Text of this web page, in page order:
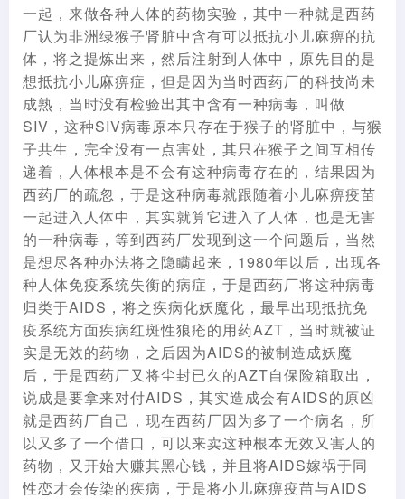
一起，来做各种人体的药物实验，其中一种就是西药
厂认为非洲绿猴子肾脏中含有可以抵抗小儿麻痹的抗
体，将之提炼出来，然后注射到人体中，原先目的是
想抵抗小儿麻痹症，但是因为当时西药厂的科技尚未
成熟，当时没有检验出其中含有一种病毒，叫做
SIV，这种SIV病毒原本只存在于猴子的肾脏中，与猴
子共生，完全没有一点害处，其只在猴子之间互相传
递着，人体根本是不会有这种病毒存在的，结果因为
西药厂的疏忽，于是这种病毒就跟随着小儿麻痹疫苗
一起进入人体中，其实就算它进入了人体，也是无害
的一种病毒，等到西药厂发现到这一个问题后，当然
是想尽各种办法将之隐瞒起来，1980年以后，出现各
种人体免疫系统失衡的病症，于是西药厂将这种病毒
归类于AIDS，将之疾病化妖魔化，最早出现抵抗免
疫系统方面疾病红斑性狼疮的用药AZT，当时就被证
实是无效的药物，之后因为AIDS的被制造成妖魔
后，于是西药厂又将尘封已久的AZT自保险箱取出，
说成是要拿来对付AIDS，其实造成会有AIDS的原凶
就是西药厂自己，现在西药厂因为多了一个病名，所
以又多了一个借口，可以来卖这种根本无效又害人的
药物，又开始大赚其黑心钱，并且将AIDS嫁祸于同
性恋才会传染的疾病，于是将小儿麻痹疫苗与AIDS